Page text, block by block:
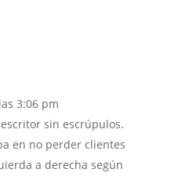
3:06 pm
sin escrúpulos.
en no perder clientes
a derecha según